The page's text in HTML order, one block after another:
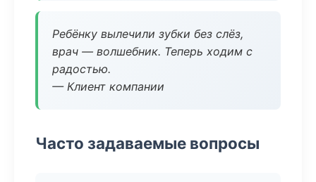
Ребёнку вылечили зубки без слёз,
врач — волшебник. Теперь ходим с
радостью.
— Клиент компании
Часто задаваемые вопросы